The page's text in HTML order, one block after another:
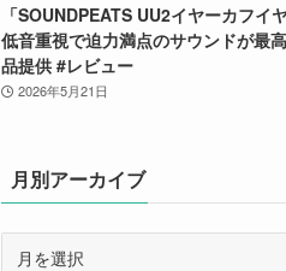
「SOUNDPEATS UU2イヤーカフイヤ
低音重視で迫力満点のサウンドが最
品提供 #レビュー
2026年5月21日
月別アーカイブ